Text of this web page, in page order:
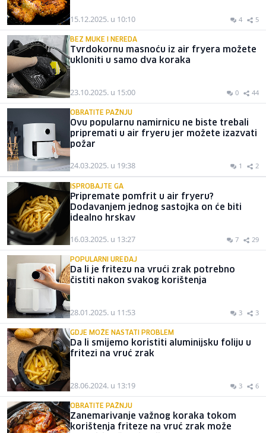
15.12.2025. u 10:10 4 5
BEZ MUKE I NEREDA
Tvrdokornu masnoću iz air fryera možete
ukloniti u samo dva koraka
23.10.2025. u 15:00 0 44
OBRATITE PAŽNJU
Ovu popularnu namirnicu ne biste trebali
pripremati u air fryeru jer možete izazvati
požar
24.03.2025. u 19:38 1 2
ISPROBAJTE GA
Pripremate pomfrit u air fryeru?
Dodavanjem jednog sastojka on će biti
idealno hrskav
16.03.2025. u 13:27 7 29
POPULARNI UREĐAJ
Da li je fritezu na vrući zrak potrebno
čistiti nakon svakog korištenja
28.01.2025. u 11:53 3 3
GDJE MOŽE NASTATI PROBLEM
Da li smijemo koristiti aluminijsku foliju u
fritezi na vruć zrak
28.06.2024. u 13:19 3 6
OBRATITE PAŽNJU
Zanemarivanje važnog koraka tokom
korištenja friteze na vruć zrak može